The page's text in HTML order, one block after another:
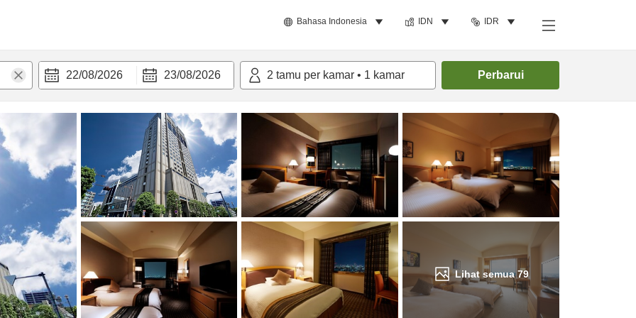
Bahasa Indonesia IDN IDR
22/08/2026 23/08/2026 2 tamu per kamar • 1 kamar Perbarui
Lihat semua79
Cari kamar